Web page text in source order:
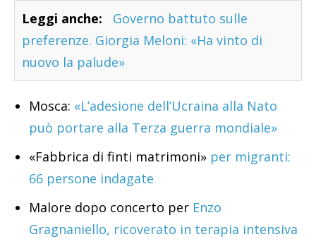
Leggi anche:
Governo battuto sulle
preferenze. Giorgia Meloni: «Ha vinto di
nuovo la palude»
Mosca: «L’adesione dell’Ucraina alla Nato
può portare alla Terza guerra mondiale»
«Fabbrica di finti matrimoni» per migranti:
66 persone indagate
Malore dopo concerto per Enzo
Gragnaniello, ricoverato in terapia intensiva